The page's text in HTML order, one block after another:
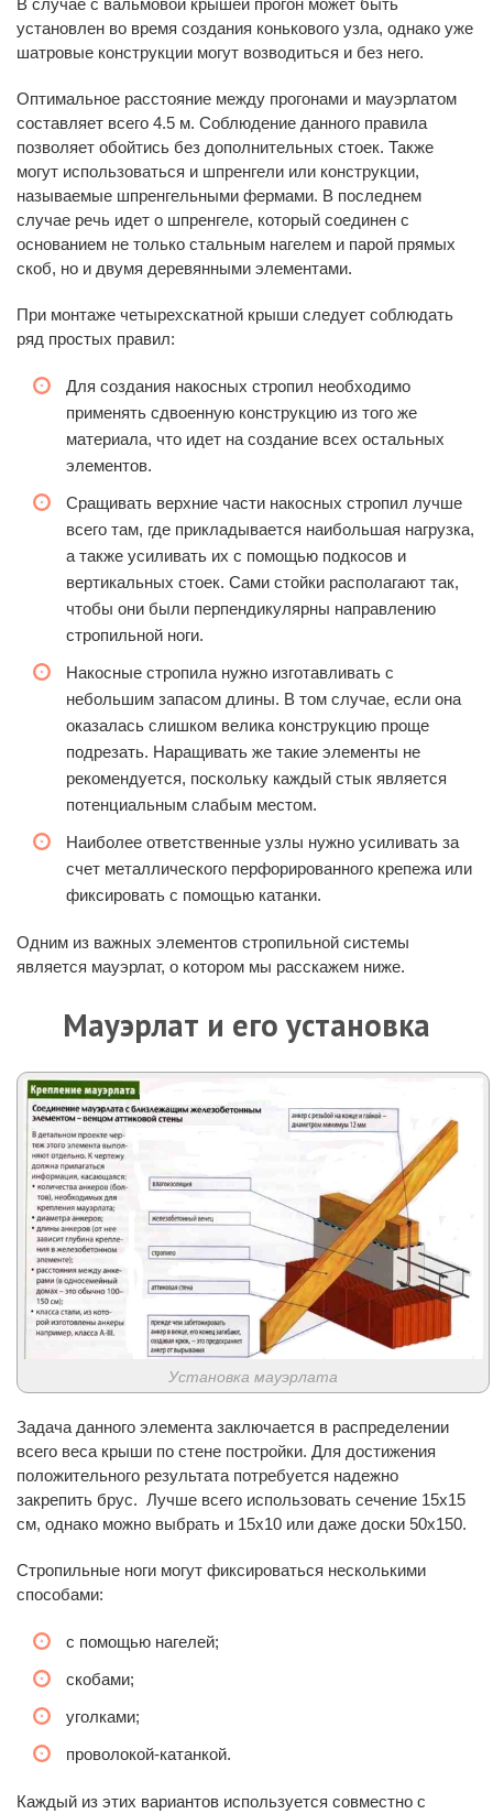
В случае с вальмовой крышей прогон может быть
установлен во время создания конькового узла, однако уже
шатровые конструкции могут возводиться и без него.
Оптимальное расстояние между прогонами и мауэрлатом
составляет всего 4.5 м. Соблюдение данного правила
позволяет обойтись без дополнительных стоек. Также
могут использоваться и шпренгели или конструкции,
называемые шпренгельными фермами. В последнем
случае речь идет о шпренгеле, который соединен с
основанием не только стальным нагелем и парой прямых
скоб, но и двумя деревянными элементами.
При монтаже четырехскатной крыши следует соблюдать
ряд простых правил:
Для создания накосных стропил необходимо
применять сдвоенную конструкцию из того же
материала, что идет на создание всех остальных
элементов.
Сращивать верхние части накосных стропил лучше
всего там, где прикладывается наибольшая нагрузка,
а также усиливать их с помощью подкосов и
вертикальных стоек. Сами стойки располагают так,
чтобы они были перпендикулярны направлению
стропильной ноги.
Накосные стропила нужно изготавливать с
небольшим запасом длины. В том случае, если она
оказалась слишком велика конструкцию проще
подрезать. Наращивать же такие элементы не
рекомендуется, поскольку каждый стык является
потенциальным слабым местом.
Наиболее ответственные узлы нужно усиливать за
счет металлического перфорированного крепежа или
фиксировать с помощью катанки.
Одним из важных элементов стропильной системы
является мауэрлат, о котором мы расскажем ниже.
Мауэрлат и его установка
Установка мауэрлата
Задача данного элемента заключается в распределении
всего веса крыши по стене постройки. Для достижения
положительного результата потребуется надежно
закрепить брус. Лучше всего использовать сечение 15х15
см, однако можно выбрать и 15х10 или даже доски 50х150.
Стропильные ноги могут фиксироваться несколькими
способами:
с помощью нагелей;
скобами;
уголками;
проволокой-катанкой.
Каждый из этих вариантов используется совместно с